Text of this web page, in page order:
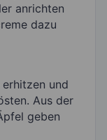
anrichten
dazu
und
Aus der
geben